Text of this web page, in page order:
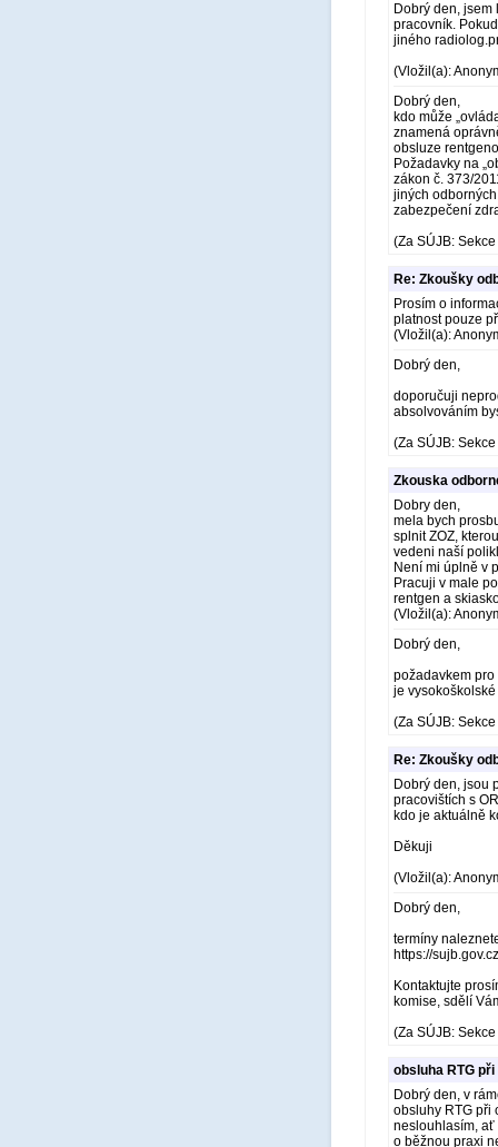
Dobrý den,
pracovník.
jiného
(Vložil(a):
Dobrý den,
kdo může
znamená
obsluze
Požadavky na
zákon č. 373/
jiných
zabezpečení
(Za SÚJB:
Re: Zkoušky
Prosím o
platnost pouze
(Vložil(a):
Dobrý den,
doporučuji
absolvováním
(Za SÚJB:
Zkouska
Dobry den,
mela bych
splnit ZOZ,
vedeni naší
Není mi úplně v
Pracuji v male
rentgen a
(Vložil(a):
Dobrý den,
požadavkem
je
(Za SÚJB:
Re: Zkoušky
Dobrý den, jsou
pracovištích s
kdo je aktuálně
Děkuji
(Vložil(a):
Dobrý den,
termíny
https://
Kontaktujte
komise, sdělí
(Za SÚJB:
obsluha RTG
Dobrý den, v
obsluhy RTG při
neslouhlasím, ať
o běžnou praxi